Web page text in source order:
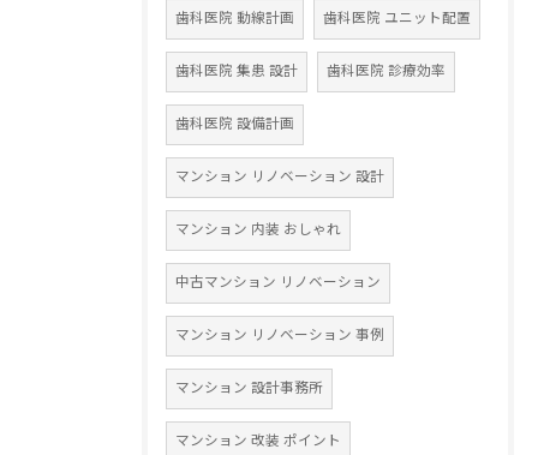
歯科医院 動線計画 歯科医院 ユニット配置
歯科医院 集患 設計 歯科医院 診療効率
歯科医院 設備計画
マンション リノベーション 設計
マンション 内装 おしゃれ
中古マンション リノベーション
マンション リノベーション 事例
マンション 設計事務所
マンション 改装 ポイント